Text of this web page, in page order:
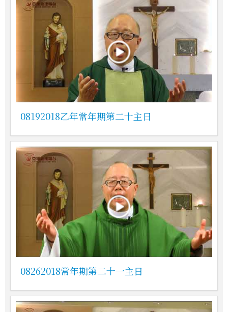
08192018乙年常年期第二十主日
08262018常年期第二十一主日